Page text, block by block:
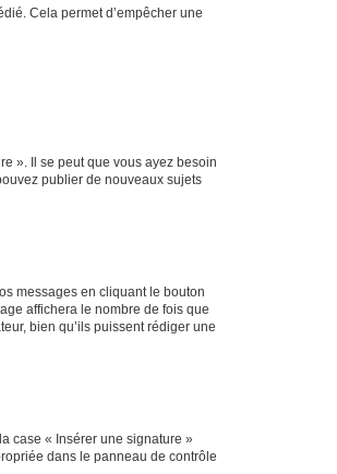
Cela permet d’empêcher une
». Il se peut que vous ayez besoin
publier de nouveaux sujets
messages en cliquant le bouton
affichera le nombre de fois que
bien qu’ils puissent rédiger une
case « Insérer une signature »
dans le panneau de contrôle